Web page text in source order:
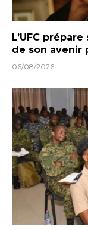
L’UFC
de son avenir
06/08/2026